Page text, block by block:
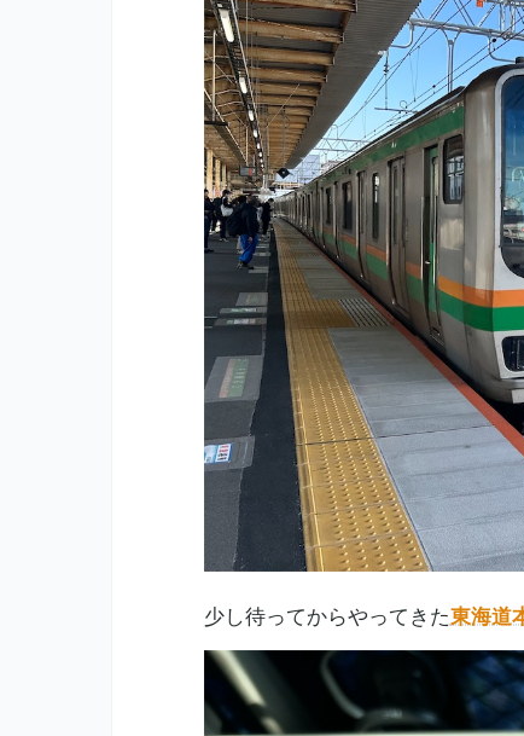
少し待ってからやってきた東海道